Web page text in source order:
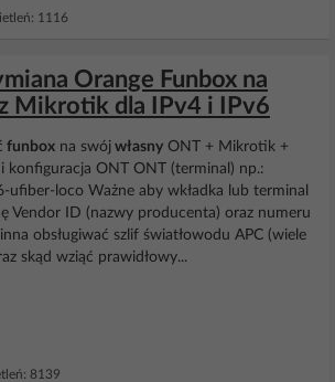
1116
Orange Funbox na
Mikrotik dla IPv4 i IPv6
funbox na swój własny ONT + Mikrotik +
konfiguracja ONT ONT (terminal) np.:
ufiber-loco Ważne aby wkładka lub terminal
Vendor ID (nazwy producenta) oraz numeru
obsługiwać szlif światłowodu APC (wiele
skąd wziąć prawidłowy...
8139